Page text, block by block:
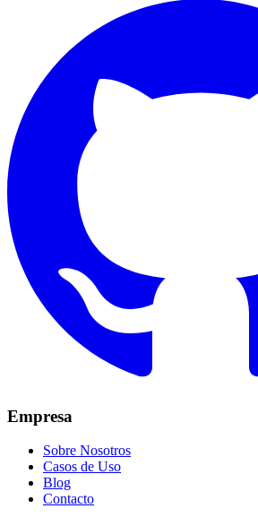
Empresa
Sobre Nosotros
Casos de Uso
Blog
Contacto